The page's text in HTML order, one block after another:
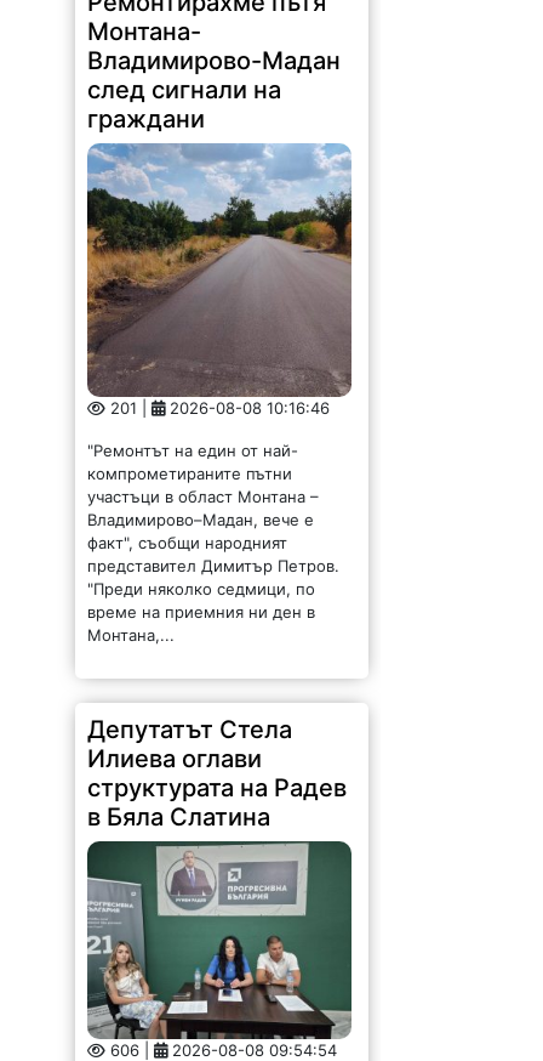
Монтана-
Владимирово-Мадан
след сигнали на
граждани
201 | 2026-08-08 10:16:46
"Ремонтът на един от най-
компрометираните пътни
участъци в област Монтана –
Владимирово–Мадан, вече е
факт", съобщи народният
представител Димитър Петров.
"Преди няколко седмици, по
време на приемния ни ден в
Монтана,...
Депутатът Стела
Илиева оглави
структурата на Радев
в Бяла Слатина
606 | 2026-08-08 09:54:54